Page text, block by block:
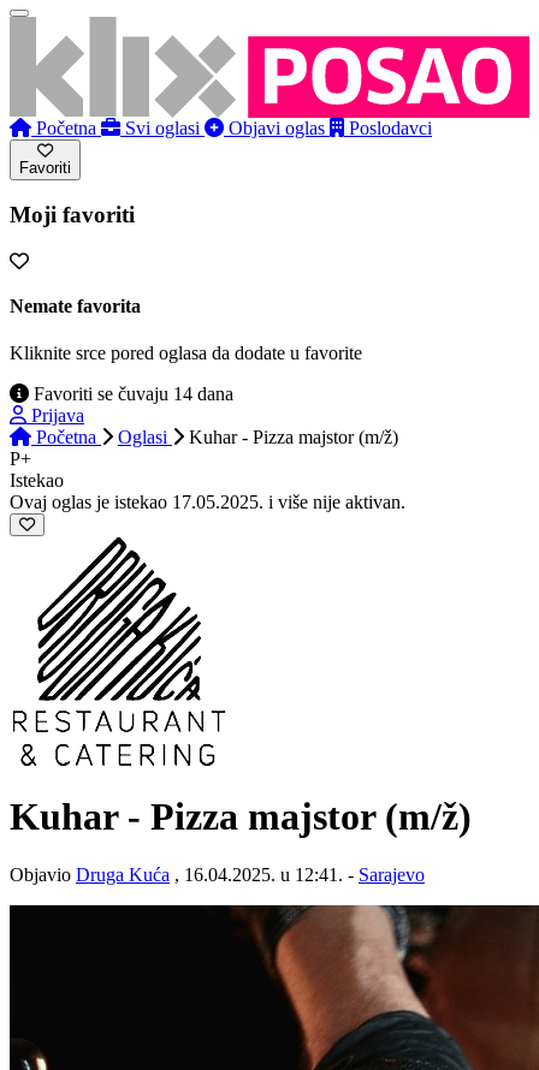
Početna Svi oglasi Objavi oglas Poslodavci
Favoriti
Moji favoriti
Nemate favorita
Kliknite srce pored oglasa da dodate u favorite
Favoriti se čuvaju 14 dana
Prijava
Početna
Oglasi
Kuhar - Pizza majstor (m/ž)
P+
Istekao
Ovaj oglas je istekao 17.05.2025. i više nije aktivan.
Kuhar - Pizza majstor (m/ž)
Objavio Druga Kuća , 16.04.2025. u 12:41. - Sarajevo